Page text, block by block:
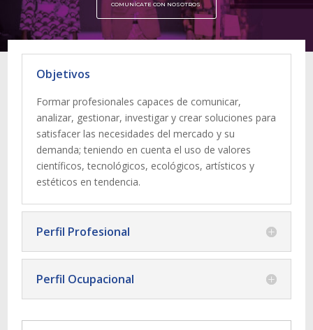
COMUNÍCATE CON NOSOTROS
Objetivos
Formar profesionales capaces de comunicar,
analizar, gestionar, investigar y crear soluciones para
satisfacer las necesidades del mercado y su
demanda; teniendo en cuenta el uso de valores
científicos, tecnológicos, ecológicos, artísticos y
estéticos en tendencia.
Perfil Profesional
Perfil Ocupacional